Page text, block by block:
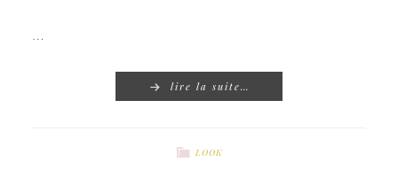
…
lire la suite…
LOOK